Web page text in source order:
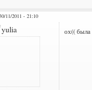
11/2011 - 21:10
yulia ох(( была